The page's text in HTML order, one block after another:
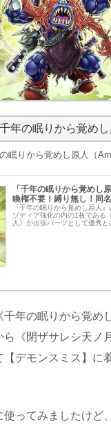
千年の眠りから覚めし
眠りから覚めし原人（
「千年の眠りから覚めし
喚権不要！縛り無し！同
『千年の眠りから覚めし原人
ゾディア強化の内の1枚である
人》が出張パーツとして優秀と
千年の眠りから覚め
ら《閉ザサレシ天ノ
【デモンスミス】に
ってみましたけど